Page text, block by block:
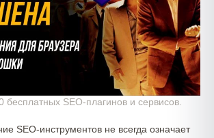
SEO-плагинов и сервисов.
SEO-инструментов не всегда означает